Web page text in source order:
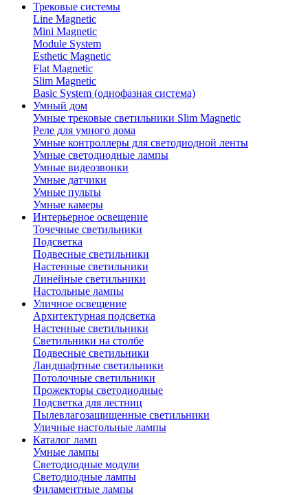
Трековые системы
Line Magnetic
Mini Magnetic
Module System
Esthetic Magnetic
Flat Magnetic
Slim Magnetic
Basic System (однофазная система)
Умный дом
Умные трековые светильники Slim Magnetic
Реле для умного дома
Умные контроллеры для светодиодной ленты
Умные светодиодные лампы
Умные видеозвонки
Умные датчики
Умные пульты
Умные камеры
Интерьерное освещение
Точечные светильники
Подсветка
Подвесные светильники
Настенные светильники
Линейные светильники
Настольные лампы
Уличное освещение
Архитектурная подсветка
Настенные светильники
Светильники на столбе
Подвесные светильники
Ландшафтные светильники
Потолочные светильники
Прожекторы светодиодные
Подсветка для лестниц
Пылевлагозащищенные светильники
Уличные настольные лампы
Каталог ламп
Умные лампы
Светодиодные модули
Светодиодные лампы
Филаментные лампы